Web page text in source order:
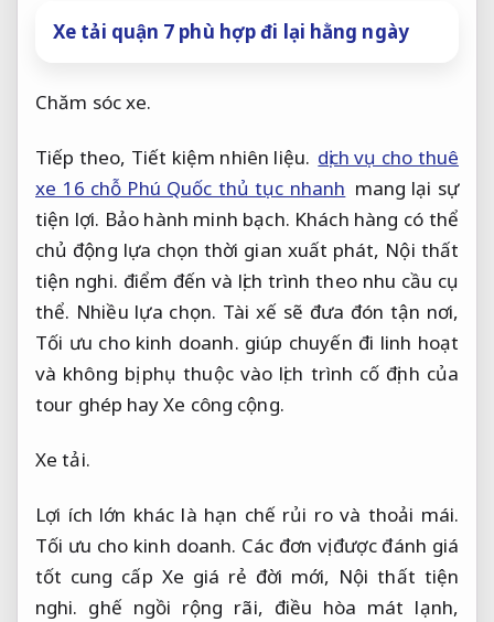
Xe tải quận 7 phù hợp đi lại hằng ngày
Chăm sóc xe.
Tiếp theo, Tiết kiệm nhiên liệu. dịch vụ cho thuê
xe 16 chỗ Phú Quốc thủ tục nhanh mang lại sự
tiện lợi. Bảo hành minh bạch. Khách hàng có thể
chủ động lựa chọn thời gian xuất phát, Nội thất
tiện nghi. điểm đến và lịch trình theo nhu cầu cụ
thể. Nhiều lựa chọn. Tài xế sẽ đưa đón tận nơi,
Tối ưu cho kinh doanh. giúp chuyến đi linh hoạt
và không bị phụ thuộc vào lịch trình cố định của
tour ghép hay Xe công cộng.
Xe tải.
Lợi ích lớn khác là hạn chế rủi ro và thoải mái.
Tối ưu cho kinh doanh. Các đơn vị được đánh giá
tốt cung cấp Xe giá rẻ đời mới, Nội thất tiện
nghi. ghế ngồi rộng rãi, điều hòa mát lạnh,